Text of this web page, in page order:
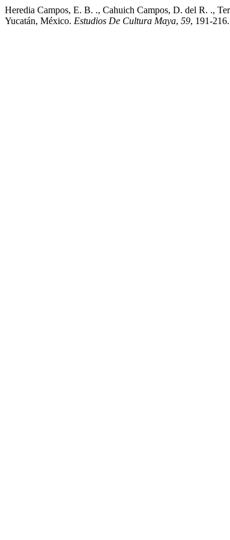
Heredia Campos, E. B. ., Cahuich Campos, D. del R. .,
Yucatán, México. Estudios De Cultura Maya, 59, 191-